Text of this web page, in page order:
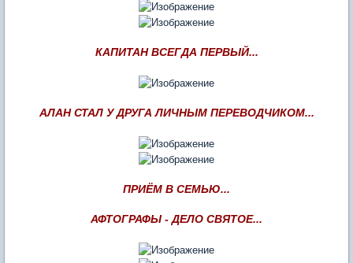
КАПИТАН ВСЕГДА ПЕРВЫЙ...
АЛАН СТАЛ У ДРУГА ЛИЧНЫМ ПЕРЕВОДЧИКОМ...
ПРИЁМ В СЕМЬЮ...
АФТОГРАФЫ - ДЕЛО СВЯТОЕ...